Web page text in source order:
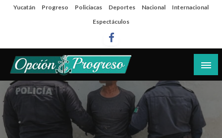
SaltaYucatán Progreso Policiacas Deportes Nacional
Internacional
Espectáculos
Opción Progreso
Las noticias del día a día del puerto